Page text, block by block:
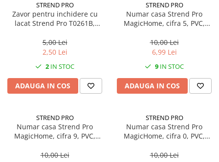
STREND PRO
Zavor pentru inchidere cu
lacat Strend Pro T0261B,
5,00 Lei
2,50 Lei
2 IN STOC
ADAUGA IN COS
STREND PRO
Numar casa Strend Pro
MagicHome, cifra 5, PVC,
3D
10,00 Lei
6,99 Lei
9 IN STOC
ADAUGA IN COS
STREND PRO
Numar casa Strend Pro
MagicHome, cifra 9, PVC,
3D
10,00 Lei
STREND PRO
Numar casa Strend Pro
MagicHome, cifra 0, PVC,
3D
10,00 Lei